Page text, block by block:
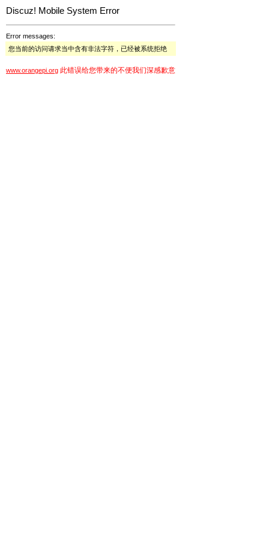
Discuz! Mobile System Error
Error messages:
您当前的访问请求当中含有非法字符，已经被系统拒绝
www.orangepi.org 此错误给您带来的不便我们深感歉意